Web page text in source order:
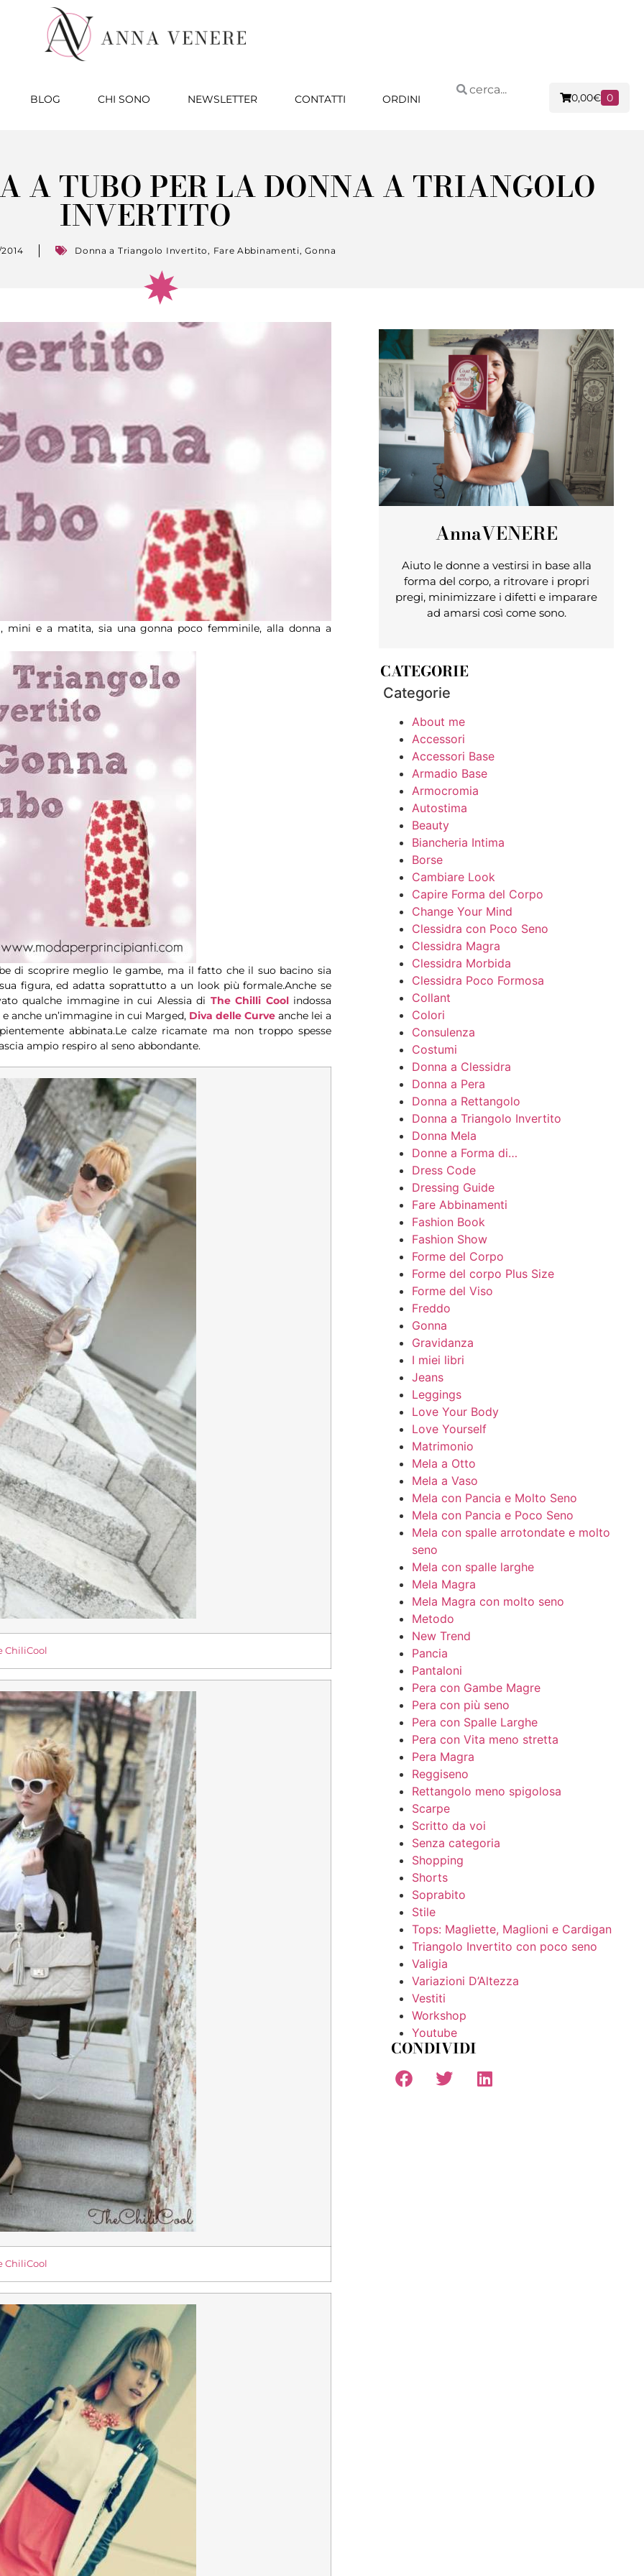
BLOG CHI SONO NEWSLETTER CONTATTI ORDINI 0,00€ 0
A TUBO PER LA DONNA A TRIANGOLO
INVERTITO
Donna a Triangolo Invertito , Fare Abbinamenti,Gonna
mini e a matita, sia una gonna poco femminile, alla donna a
di scoprire meglio le gambe, ma il fatto che il suo bacino sia
figura, ed adatta soprattutto a un look più formale.Anche se
qualche immagine in cui Alessia di The Chilli Coolindossa
anche un’immagine in cui Marged, Diva delle Curve anche lei a
abbinata.Le calze ricamate ma non troppo spesse
ampio respiro al seno abbondante.
ChiliCool
ChiliCool
AnnaVENERE
Aiuto le donne a vestirsi in base alla
forma del corpo, a ritrovare i propri
pregi, minimizzare i difetti e imparare
ad amarsi così come sono.
CATEGORIE
Categorie
About me
Accessori
Accessori Base
Armadio Base
Armocromia
Autostima
Beauty
Biancheria Intima
Borse
Cambiare Look
Capire Forma del Corpo
Change Your Mind
Clessidra con Poco Seno
Clessidra Magra
Clessidra Morbida
Clessidra Poco Formosa
Collant
Colori
Consulenza
Costumi
Donna a Clessidra
Donna a Pera
Donna a Rettangolo
Donna a Triangolo Invertito
Donna Mela
Donne a Forma di…
Dress Code
Dressing Guide
Fare Abbinamenti
Fashion Book
Fashion Show
Forme del Corpo
Forme del corpo Plus Size
Forme del Viso
Freddo
Gonna
Gravidanza
I miei libri
Jeans
Leggings
Love Your Body
Love Yourself
Matrimonio
Mela a Otto
Mela a Vaso
Mela con Pancia e Molto Seno
Mela con Pancia e Poco Seno
Mela con spalle arrotondate e molto
seno
Mela con spalle larghe
Mela Magra
Mela Magra con molto seno
Metodo
New Trend
Pancia
Pantaloni
Pera con Gambe Magre
Pera con più seno
Pera con Spalle Larghe
Pera con Vita meno stretta
Pera Magra
Reggiseno
Rettangolo meno spigolosa
Scarpe
Scritto da voi
Senza categoria
Shopping
Shorts
Soprabito
Stile
Tops: Magliette, Maglioni e Cardigan
Triangolo Invertito con poco seno
Valigia
Variazioni D’Altezza
Vestiti
Workshop
Youtube
CONDIVIDI